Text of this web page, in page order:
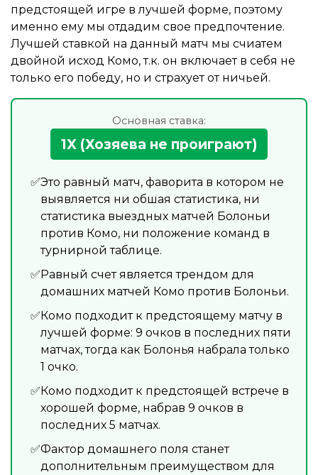
предстоящей игре в лучшей форме, поэтому
именно ему мы отдадим свое предпочтение.
Лучшей ставкой на данный матч мы счиатем
двойной исход Комо, т.к. он включает в себя не
только его победу, но и страхует от ничьей.
Основная ставка:
1X (Хозяева не проиграют)
Это равный матч, фаворита в котором не
выявляется ни обшая статистика, ни
статистика выездных матчей Болоньи
против Комо, ни положение команд в
турнирной таблице.
Равный счет является трендом для
домашних матчей Комо против Болоньи.
Комо подходит к предстоящему матчу в
лучшей форме: 9 очков в последних пяти
матчах, тогда как Болонья набрала только
1 очко.
Комо подходит к предстоящей встрече в
хорошей форме, набрав 9 очков в
последних 5 матчах.
Фактор домашнего поля станет
дополнительным преимуществом для